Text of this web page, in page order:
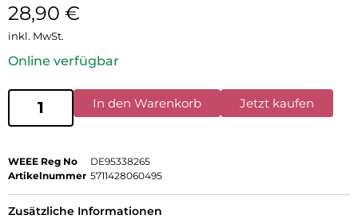
28,90 €
inkl. MwSt.
Online verfügbar
In den Warenkorb Jetzt kaufen
WEEE Reg No
DE95338265
Artikelnummer 5711428060495
Zusätzliche Informationen